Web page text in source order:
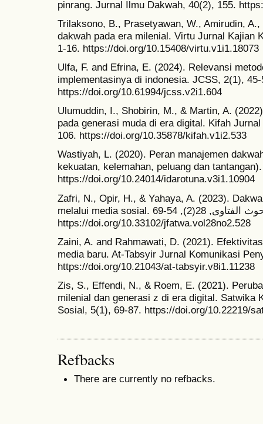
pinrang. Jurnal Ilmu Dakwah, 40(2), 155.
Trilaksono, B., Prasetyawan, W., Amirudin,
dakwah pada era milenial. Virtu Jurnal Kajian
1-16. https://doi.org/10.15408/virtu.v1i1.18073
Ulfa, F. and Efrina, E. (2024). Relevansi
implementasinya di indonesia. JCSS, 2(1),
https://doi.org/10.61994/jcss.v2i1.604
Ulumuddin, I., Shobirin, M., & Martin, A.
pada generasi muda di era digital. Kifah
106. https://doi.org/10.35878/kifah.v1i2.533
Wastiyah, L. (2020). Peran manajemen
kekuatan, kelemahan, peluang dan
https://doi.org/10.24014/idarotuna.v3i1.10904
Zafri, N., Opir, H., & Yahaya, A. (2023).
melalui media sosial. مجلة إدارة و بحوث الفتاوى, 28(2), 54-69.
https://doi.org/10.33102/jfatwa.vol28no2.528
Zaini, A. and Rahmawati, D. (2021).
media baru. At-Tabsyir Jurnal Komunikasi
https://doi.org/10.21043/at-tabsyir.v8i1.11238
Zis, S., Effendi, N., & Roem, E. (2021).
milenial dan generasi z di era digital. Satwika
Sosial, 5(1), 69-87. https://doi.org/10.22219/
Refbacks
There are currently no refbacks.